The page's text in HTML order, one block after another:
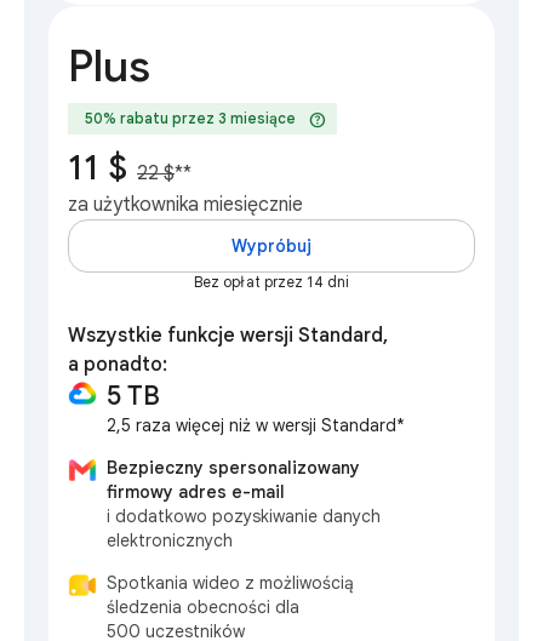
Plus
50% rabatu przez 3 miesiące help
11 $ 22 $**
za użytkownika miesięcznie
Wypróbuj
Bez opłat przez 14 dni
Wszystkie funkcje wersji Standard,
a ponadto:
5 TB
2,5 raza więcej niż w wersji Standard*
Bezpieczny spersonalizowany
firmowy adres e-mail
i dodatkowo pozyskiwanie danych
elektronicznych
Spotkania wideo z możliwością
śledzenia obecności dla
500 uczestników